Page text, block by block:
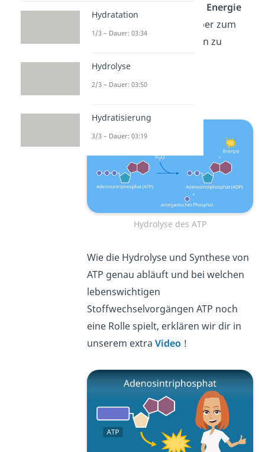
Energie
Sie braucht dein Körper zum
Beispiel, um deine Muskeln zu
Hydrolyse des ATP
Wie die Hydrolyse und Synthese von
ATP genau abläuft und bei welchen
lebenswichtigen
Stoffwechselvorgängen ATP noch
eine Rolle spielt, erklären wir dir in
unserem extraVideo !
Hydratation
1/3 – Dauer: 03:34
Hydrolyse
2/3 – Dauer: 03:50
Hydratisierung
3/3 – Dauer: 03:19